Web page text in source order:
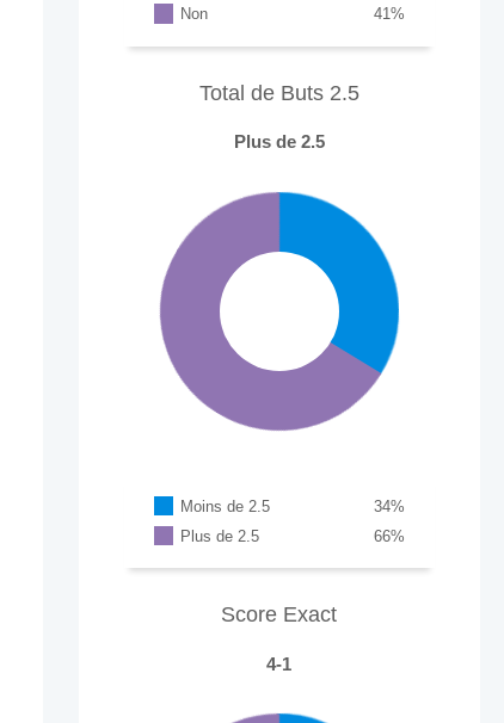
Non
%
41
Total de Buts 2.5
Plus de 2.5
Moins de 2.5 %
34
Plus de 2.5
%
66
Score Exact
4-1